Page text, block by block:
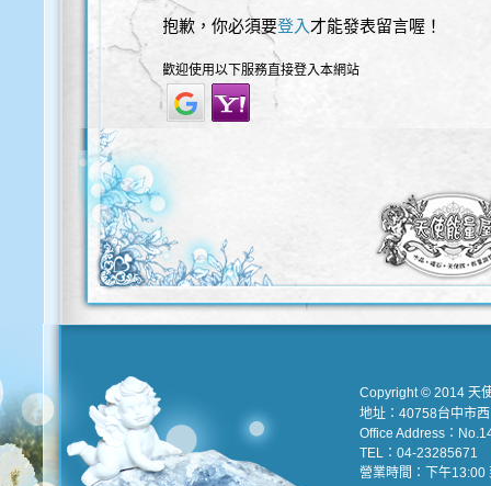
抱歉，你必須要登入 才能發表留言喔！
歡迎使用以下服務直接登入本網站
Copyright © 2014 天
地址：40758台中市
Office Address：
TEL：04-23285671
營業時間：下午13:00